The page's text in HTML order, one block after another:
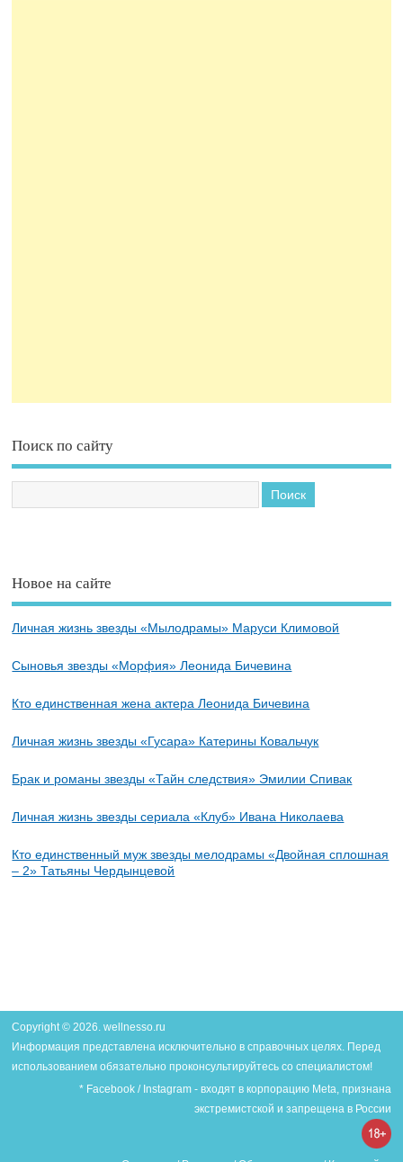
Поиск по сайту
Новое на сайте
Личная жизнь звезды «Мылодрамы» Маруси Климовой
Сыновья звезды «Морфия» Леонида Бичевина
Кто единственная жена актера Леонида Бичевина
Личная жизнь звезды «Гусара» Катерины Ковальчук
Брак и романы звезды «Тайн следствия» Эмилии Спивак
Личная жизнь звезды сериала «Клуб» Ивана Николаева
Кто единственный муж звезды мелодрамы «Двойная сплошная
– 2» Татьяны Чердынцевой
Copyright © 2026. wellnesso.ru
Информация представлена исключительно в справочных целях. Перед
использованием обязательно проконсультируйтесь со специалистом!
* Facebook / Instagram - входят в корпорацию Meta, признана
экстремистской и запрещена в России